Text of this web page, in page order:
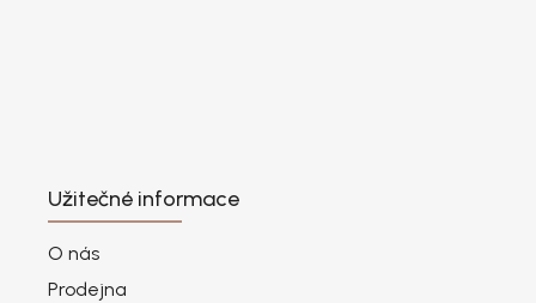
Užitečné informace
O nás
Prodejna